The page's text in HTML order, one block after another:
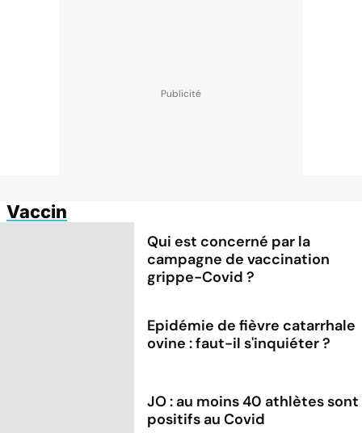
Vaccin
Qui est concerné par la
campagne de vaccination
grippe-Covid ?
Epidémie de fièvre catarrhale
ovine : faut-il s'inquiéter ?
JO : au moins 40 athlètes sont
positifs au Covid